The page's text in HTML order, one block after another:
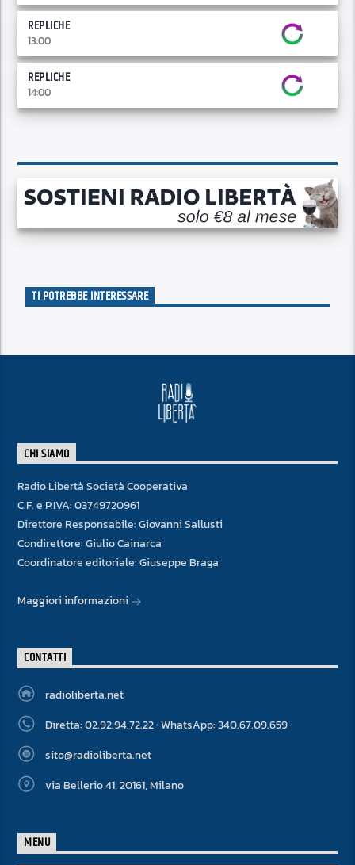
REPLICHE
13:00
REPLICHE
14:00
TI POTREBBE INTERESSARE
CHI SIAMO
Radio Libertà Società Cooperativa
C.F. e P.IVA: 03749720961
Direttore Responsabile: Giovanni Sallusti
Condirettore: Giulio Cainarca
Coordinatore editoriale: Giuseppe Braga
Maggiori informazioni
CONTATTI
radioliberta.net
Diretta: 02.92.94.72.22 · WhatsApp: 340.67.09.659
sito@radioliberta.net
via Bellerio 41, 20161, Milano
MENU